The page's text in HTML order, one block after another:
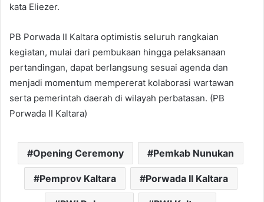
kata Eliezer.
PB Porwada II Kaltara optimistis seluruh rangkaian
kegiatan, mulai dari pembukaan hingga pelaksanaan
pertandingan, dapat berlangsung sesuai agenda dan
menjadi momentum mempererat kolaborasi wartawan
serta pemerintah daerah di wilayah perbatasan. (PB
Porwada II Kaltara)
Opening Ceremony Pemkab Nunukan
Pemprov Kaltara Porwada II Kaltara